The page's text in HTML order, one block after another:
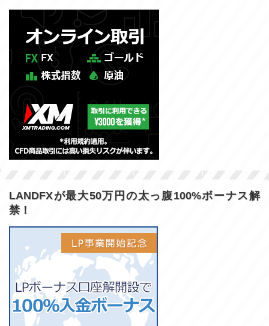
LANDFXが最大50万円の太っ腹100%ボーナス解
禁！